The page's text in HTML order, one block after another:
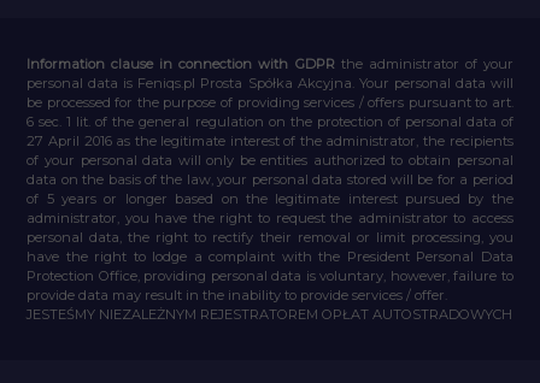
Information clause in connection with GDPR the administrator of your
personal data is Feniqs.pl Prosta Spółka Akcyjna. Your personal data will
be processed for the purpose of providing services / offers pursuant to art.
6 sec. 1 lit. of the general regulation on the protection of personal data of
27 April 2016 as the legitimate interest of the administrator, the recipients
of your personal data will only be entities authorized to obtain personal
data on the basis of the law, your personal data stored will be for a period
of 5 years or longer based on the legitimate interest pursued by the
administrator, you have the right to request the administrator to access
personal data, the right to rectify their removal or limit processing, you
have the right to lodge a complaint with the President Personal Data
Protection Office, providing personal data is voluntary, however, failure to
provide data may result in the inability to provide services / offer.
JESTEŚMY NIEZALEŻNYM REJESTRATOREM OPŁAT AUTOSTRADOWYCH